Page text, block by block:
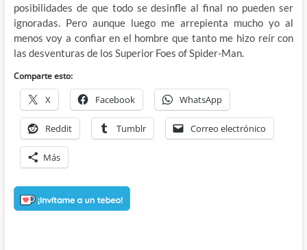
posibilidades de que todo se desinfle al final no pueden ser
ignoradas. Pero aunque luego me arrepienta mucho yo al
menos voy a confiar en el hombre que tanto me hizo reír con
las desventuras de los Superior Foes of Spider-Man.
Comparte esto:
X Facebook WhatsApp
Reddit Tumblr Correo electrónico
Más